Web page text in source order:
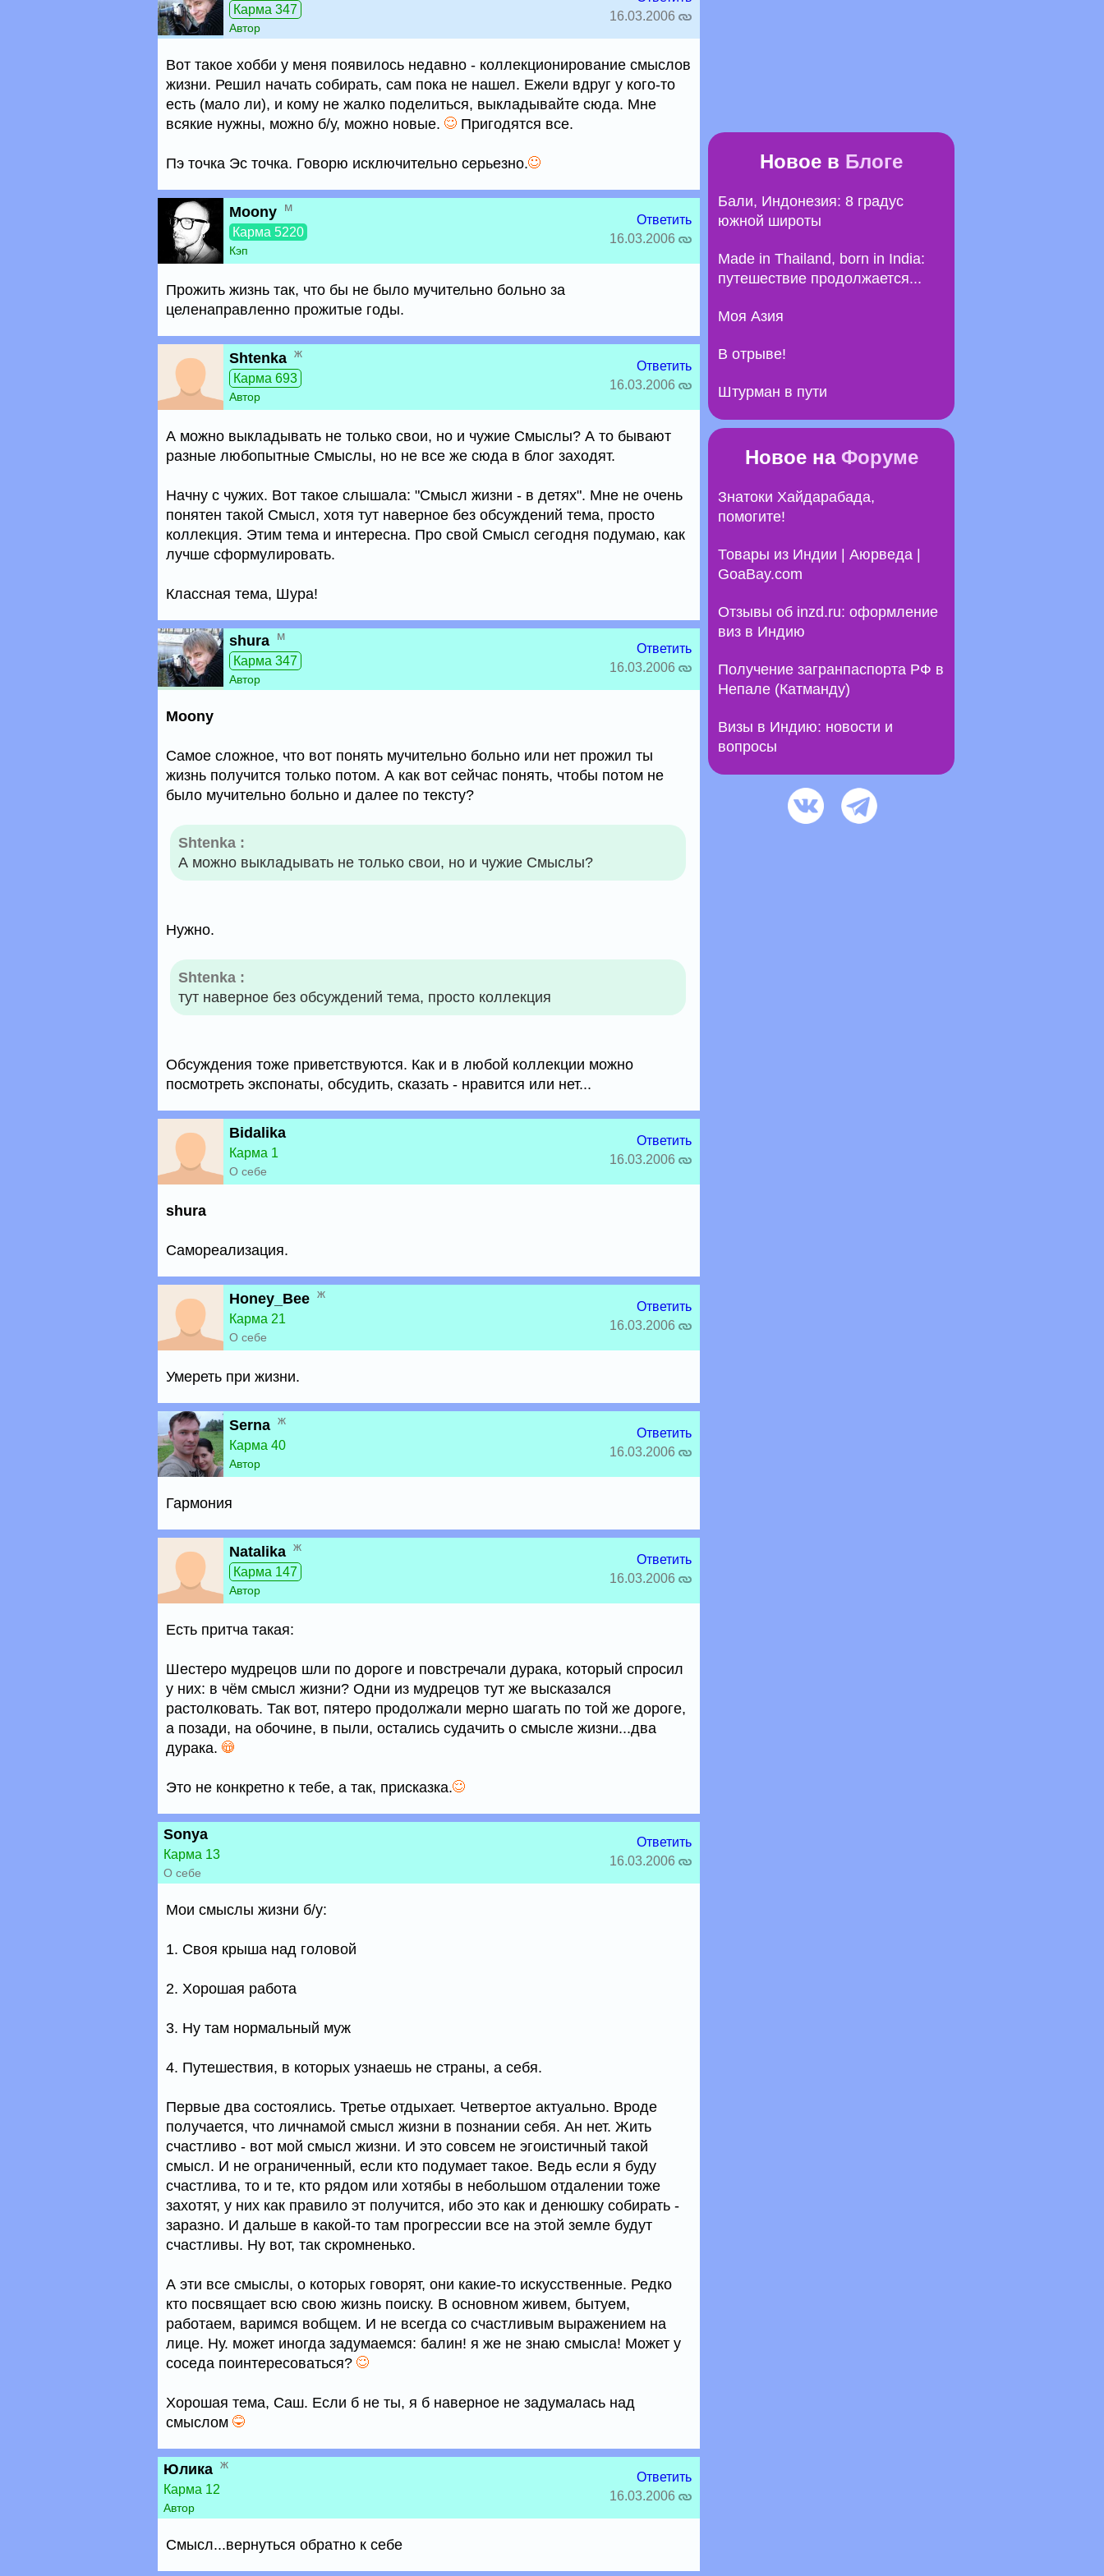
Карма 347
Автор
16.03.2006
Вот такое хобби у меня появилось недавно - коллекционирование смыслов
жизни. Решил начать собирать, сам пока не нашел. Ежели вдруг у кого-то
есть (мало ли), и кому не жалко поделиться, выкладывайте сюда. Мне
всякие нужны, можно б/у, можно новые.
Пригодятся все.
Пэ точка Эс точка. Говорю исключительно серьезно.
Moony м
Карма 5220
Кэп
Ответить
16.03.2006
Прожить жизнь так, что бы не было мучительно больно за
целенаправленно прожитые годы.
Shtenka ж
Карма 693
Автор
Ответить
16.03.2006
А можно выкладывать не только свои, но и чужие Смыслы? А то бывают
разные любопытные Смыслы, но не все же сюда в блог заходят.
Начну с чужих. Вот такое слышала: "Смысл жизни - в детях". Мне не очень
понятен такой Смысл, хотя тут наверное без обсуждений тема, просто
коллекция. Этим тема и интересна. Про свой Смысл сегодня подумаю, как
лучше сформулировать.
Классная тема, Шура!
shura м
Карма 347
Автор
Ответить
16.03.2006
Moony
Самое сложное, что вот понять мучительно больно или нет прожил ты
жизнь получится только потом. А как вот сейчас понять, чтобы потом не
было мучительно больно и далее по тексту?
Shtenka :
А можно выкладывать не только свои, но и чужие Смыслы?
Нужно.
Shtenka :
тут наверное без обсуждений тема, просто коллекция
Обсуждения тоже приветствуются. Как и в любой коллекции можно
посмотреть экспонаты, обсудить, сказать - нравится или нет...
Bidalika
Карма 1
О себе
Ответить
16.03.2006
shura
Самореализация.
Honey_Bee ж
Карма 21
О себе
Ответить
16.03.2006
Умереть при жизни.
Serna ж
Карма 40
Автор
Ответить
16.03.2006
Гармония
Natalika ж
Карма 147
Автор
Ответить
16.03.2006
Есть притча такая:
Шестеро мудрецов шли по дороге и повстречали дурака, который спросил
у них: в чём смысл жизни? Одни из мудрецов тут же высказался
растолковать. Так вот, пятеро продолжали мерно шагать по той же дороге,
а позади, на обочине, в пыли, остались судачить о смысле жизни...два
дурака.
Это не конкретно к тебе, а так, присказка.
Sonya
Карма 13
О себе
Ответить
16.03.2006
Мои смыслы жизни б/у:
1. Своя крыша над головой
2. Хорошая работа
3. Ну там нормальный муж
4. Путешествия, в которых узнаешь не страны, а себя.
Первые два состоялись. Третье отдыхает. Четвертое актуально. Вроде
получается, что личнамой смысл жизни в познании себя. Ан нет. Жить
счастливо - вот мой смысл жизни. И это совсем не эгоистичный такой
смысл. И не ограниченный, если кто подумает такое. Ведь если я буду
счастлива, то и те, кто рядом или хотябы в небольшом отдалении тоже
захотят, у них как правило эт получится, ибо это как и денюшку собирать -
заразно. И дальше в какой-то там прогрессии все на этой земле будут
счастливы. Ну вот, так скромненько.
А эти все смыслы, о которых говорят, они какие-то искусственные. Редко
кто посвящает всю свою жизнь поиску. В основном живем, бытуем,
работаем, варимся вобщем. И не всегда со счастливым выражением на
лице. Ну. может иногда задумаемся: балин! я же не знаю смысла! Может у
соседа поинтересоваться?
Хорошая тема, Саш. Если б не ты, я б наверное не задумалась над
смыслом
Юлика ж
Карма 12
Автор
Ответить
16.03.2006
Смысл...вернуться обратно к себе
Новое в Блоге
Бали, Индонезия: 8 градус
южной широты
Made in Thailand, born in India:
путешествие продолжается...
Моя Азия
В отрыве!
Штурман в пути
Новое на Форуме
Знатоки Хайдарабада,
помогите!
Товары из Индии | Аюрведа |
GoaBay.com
Отзывы об inzd.ru: оформление
виз в Индию
Получение загранпаспорта РФ в
Непале (Катманду)
Визы в Индию: новости и
вопросы